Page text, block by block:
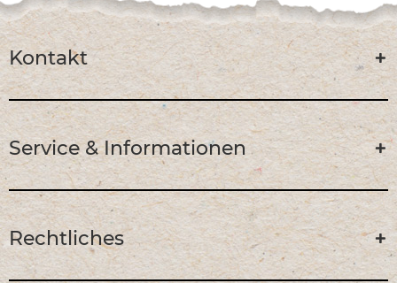
Kontakt
Service & Informationen
Rechtliches